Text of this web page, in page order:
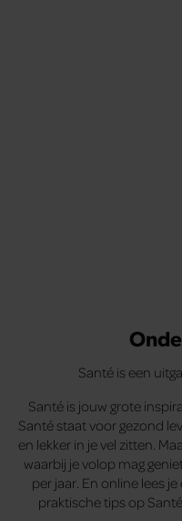
Santé is een
Santé is jouw grote
Santé staat voor gezond
en lekker in je vel zitten.
waarbij je volop mag
per jaar. En online lees
praktische tips op